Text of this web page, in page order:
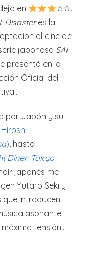
en
☆☆.
Disasteres la
al cine de
japonesa SAI
presentó en la
Oficial del
por Japón y su
Hiroshi
) , hasta
Diner: Tokyo
japonés me
Yutaro Seki y
que introducen
asonante
tensión…